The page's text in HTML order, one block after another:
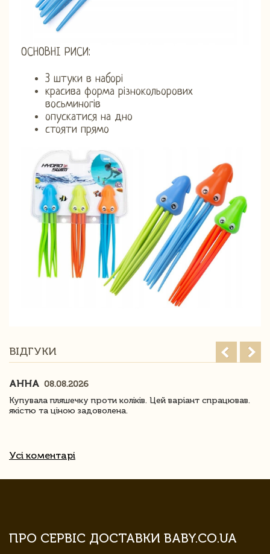
ОСНОВНІ РИСИ:
3 штуки в наборі
красива форма різнокольорових
восьминогів
опускатися на дно
стояти прямо
ВІДГУКИ
АННА 08.08.2026
Купувала пляшечку проти коліків. Цей варіант спрацював.
якістю та ціною задоволена.
Усі коментарі
ПРО СЕРВІС ДОСТАВКИ BABY.CO.UA